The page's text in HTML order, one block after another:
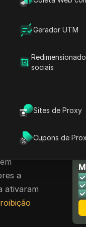
Gerador UTM
sociais
Sites de Proxy
Cupons de
nas
é
é que
a
ativaram